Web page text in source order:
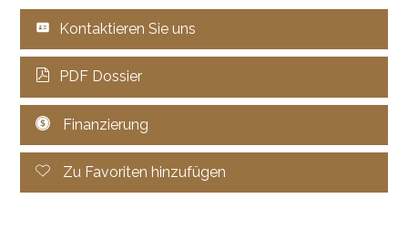
Kontaktieren Sie uns
PDF Dossier
Finanzierung
Zu Favoriten hinzufügen